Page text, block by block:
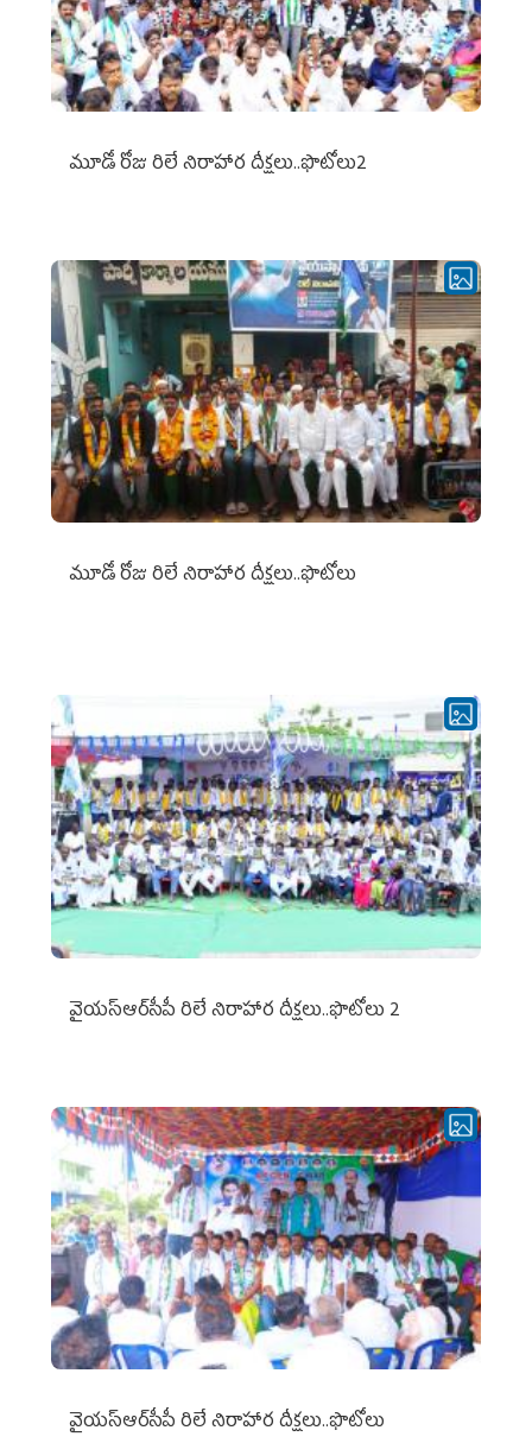
మూడో రోజు రిలే నిరాహార దీక్షలు..ఫొటోలు2
మూడో రోజు రిలే నిరాహార దీక్షలు..ఫొటోలు
వైయ‌స్ఆర్‌సీపీ రిలే నిరాహార దీక్షలు..ఫొటోలు 2
వైయ‌స్ఆర్‌సీపీ రిలే నిరాహార దీక్షలు..ఫొటోలు